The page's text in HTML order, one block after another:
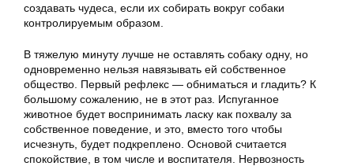
создавать чудеса, если их собирать вокруг собаки
контролируемым образом.
В тяжелую минуту лучше не оставлять собаку одну, но
одновременно нельзя навязывать ей собственное
общество. Первый рефлекс — обниматься и гладить? К
большому сожалению, не в этот раз. Испуганное
животное будет воспринимать ласку как похвалу за
собственное поведение, и это, вместо того чтобы
исчезнуть, будет подкреплено. Основой считается
спокойствие, в том числе и воспитателя. Нервозность